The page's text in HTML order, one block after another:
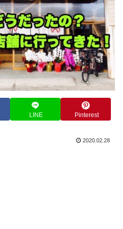
LINE Pinterest
2020.02.28